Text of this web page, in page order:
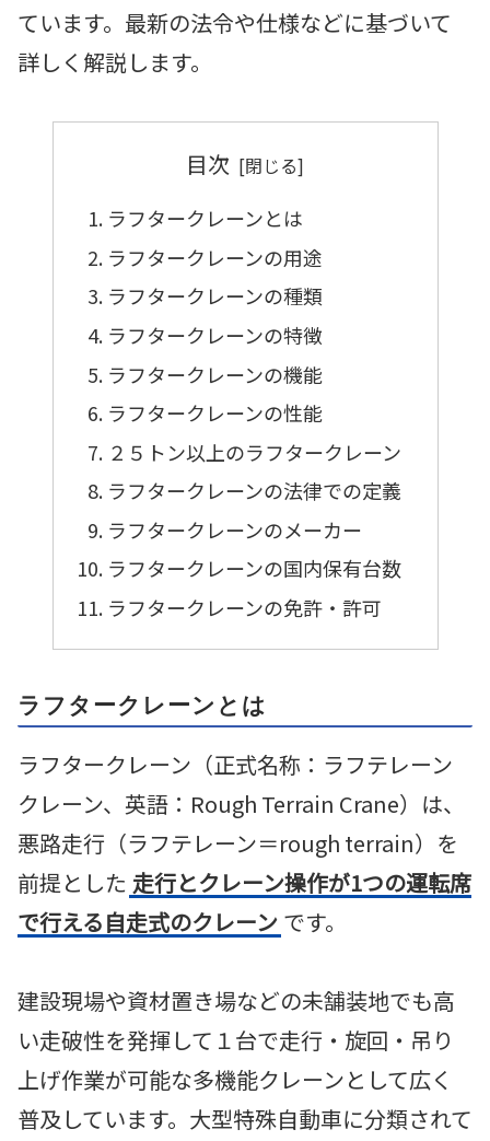
ています。最新の法令や仕様などに基づいて
詳しく解説します。
目次
ラフタークレーンとは
ラフタークレーンの用途
ラフタークレーンの種類
ラフタークレーンの特徴
ラフタークレーンの機能
ラフタークレーンの性能
２５トン以上のラフタークレーン
ラフタークレーンの法律での定義
ラフタークレーンのメーカー
ラフタークレーンの国内保有台数
ラフタークレーンの免許・許可
ラフタークレーンとは
ラフタークレーン（正式名称：ラフテレーン
クレーン、英語：Rough Terrain Crane）は、
悪路走行（ラフテレーン＝rough terrain）を
前提とした 走行とクレーン操作が1つの運転席
で行える自走式のクレーン です。
建設現場や資材置き場などの未舗装地でも高
い走破性を発揮して１台で走行・旋回・吊り
上げ作業が可能な多機能クレーンとして広く
普及しています。大型特殊自動車に分類されて